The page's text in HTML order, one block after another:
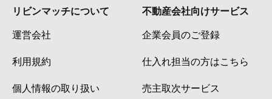
リビンマッチについて
運営会社
利用規約
個人情報の取り扱い
不動産会社向けサービス
企業会員のご登録
仕入れ担当の方はこちら
売主取次サービス